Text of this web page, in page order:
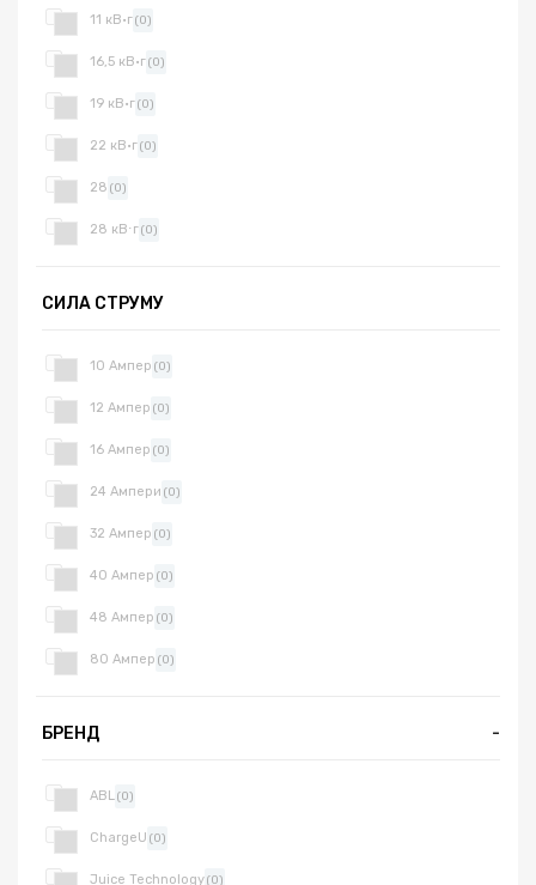
11 кВ·г(0)
16,5 кВ·г(0)
19 кВ·г(0)
22 кВ·г(0)
28 (0)
28 кВ⋅г(0)
СИЛА СТРУМУ
10 Ампер (0)
12 Ампер (0)
16 Ампер (0)
24 Ампери (0)
32 Ампер (0)
40 Ампер (0)
48 Ампер (0)
80 Ампер (0)
БРЕНД -
ABL(0)
ChargeU (0)
Juice Technology(0)